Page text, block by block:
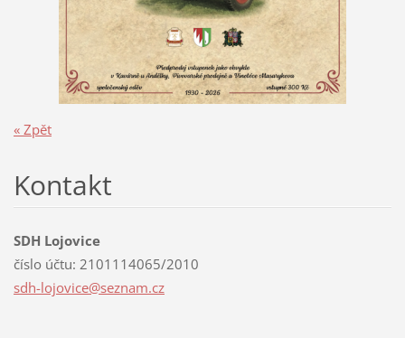
« Zpět
Kontakt
SDH Lojovice
číslo účtu: 2101114065/2010
sdh-lojovice@seznam.cz